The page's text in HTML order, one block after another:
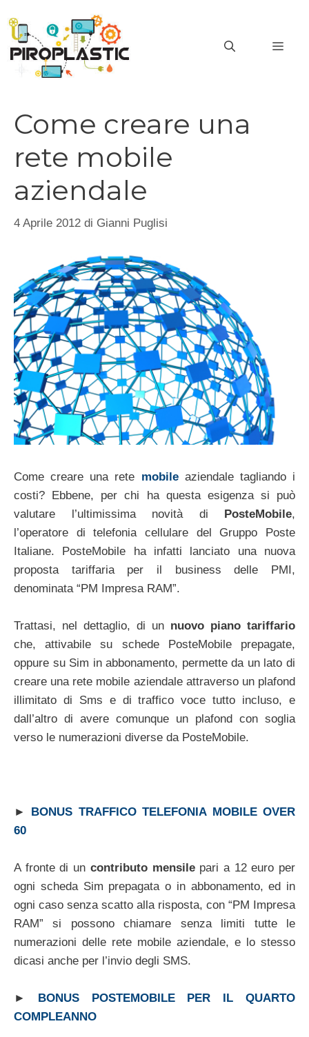
contenuto
Come creare una
rete mobile
aziendale
4 Aprile 2012 di Gianni Puglisi
Come creare una rete mobileaziendale tagliando i
costi? Ebbene, per chi ha questa esigenza si può
valutare l’ultimissima novità di PosteMobile,
l’operatore di telefonia cellulare del Gruppo Poste
Italiane. PosteMobile ha infatti lanciato una nuova
proposta tariffaria per il business delle PMI,
denominata “PM Impresa RAM”.
Trattasi, nel dettaglio, di un nuovo piano tariffario
che, attivabile su schede PosteMobile prepagate,
oppure su Sim in abbonamento, permette da un lato di
creare una rete mobile aziendale attraverso un plafond
illimitato di Sms e di traffico voce tutto incluso, e
dall’altro di avere comunque un plafond con soglia
verso le numerazioni diverse da PosteMobile.
► BONUS TRAFFICO TELEFONIA MOBILE OVER
60
A fronte di un contributo mensilepari a 12 euro per
ogni scheda Sim prepagata o in abbonamento, ed in
ogni caso senza scatto alla risposta, con “PM Impresa
RAM” si possono chiamare senza limiti tutte le
numerazioni delle rete mobile aziendale, e lo stesso
dicasi anche per l’invio degli SMS.
► BONUS POSTEMOBILE PER IL QUARTO
COMPLEANNO